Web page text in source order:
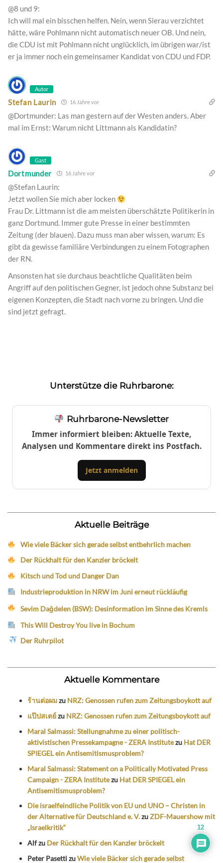
@8 und 9:
Ich will mal ein bisschen helfen. Nein, wenn Sierau verzichtet
hätte, wäre Pohlmann nicht automatisch neuer OB. Und nein,
die CDU ist mit Pohlmann nicht unglücklich, im übrigen war/ist
er ja immer noch ein gemeinsamer Kandidat von CDU und FDP.
Autor
Stefan Laurin 16 Jahre vor
@Dortmunder: Las man gestern auf der Westen anders. Aber
mal im Ernst: Warum nicht Littmann als Kandidatin?
Gast
Dortmunder 16 Jahre vor
@Stefan Laurin:
Jetzt wollen Sie mich aber locken
Frau Dr. Littmann ist die am meisten überschätzte Politikerin in
ganz Dortmund. Immer gute Presse in einer bestimmten
Zeitung (der blauen). Dazu muss man aber wissen, warum: Es
gibt da gewisse familiäre Verbindungen zu einem Fotographen
der RN.
Ansonsten hat sie durchaus beachtliche Qualitäten beim
Angriff auf den politischen Gegner, ist jedoch ohne Substanz bei
eigenen Konzepten, die Stadt nach vorne zu bringen. Und die
sind jetzt gefragt.
Unterstütze die Ruhrbarone:
Ruhrbarone-Newsletter
Immer informiert bleiben: Aktuelle Texte,
Analysen und Kommentare direkt ins Postfach.
Jetzt anmelden
Aktuelle Beiträge
Wie viele Bäcker sich gerade selbst entbehrlich machen
Der Rückhalt für den Kanzler bröckelt
Kitsch und Tod und Danger Dan
Industrieproduktion in NRW im Juni erneut rückläufig
Sevim Dağdelen (BSW): Desinformation im Sinne des Kremls
This Will Destroy You live in Bochum
Der Ruhrpilot
Aktuelle Kommentare
ร้านต่อผมzu NRZ: Genossen rufen zum Zeitungsboykott auf
แป๊ปสเตย์zu NRZ: Genossen rufen zum Zeitungsboykott auf
Maral Salmassi: Stellungnahme zu einer politisch-
aktivistischen Pressekampagne - ZERA Institutezu Hat DER
SPIEGEL ein Antisemitismusproblem?
Maral Salmassi: Statement on a Politically Motivated Press
Campaign - ZERA Institutezu Hat DER SPIEGEL ein
Antisemitismusproblem?
Die israelfeindliche Politik von EU und UNO – Christen in
der Alternative für Deutschland e. V.zuZDF-Mauershow mit
„Israelkritik“
Alfzu Der Rückhalt für den Kanzler bröckelt
Peter PasettizuWie viele Bäcker sich gerade selbst
12